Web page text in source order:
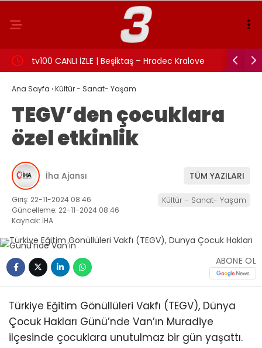
tv100 CANLI İZLE | Beşiktaş – Hradec Kralove
maçı canlı izle!
İzmit
Ana Sayfa ›Kültür - Sanat- Yaşam
TEGV’den çocuklara
özel etkinlik
İha Ajansı TÜM YAZILARI
Giriş: 22-11-2024 08:46
Güncelleme: 22-11-2024 08:46
Kaynak: İHA
Kültür - Sanat- Yaşam
ABONE OL
Türkiye Eğitim Gönüllüleri Vakfı (TEGV), Dünya
Çocuk Hakları Günü’nde Van’ın Muradiye
ilçesinde çocuklara unutulmaz bir gün yaşattı.